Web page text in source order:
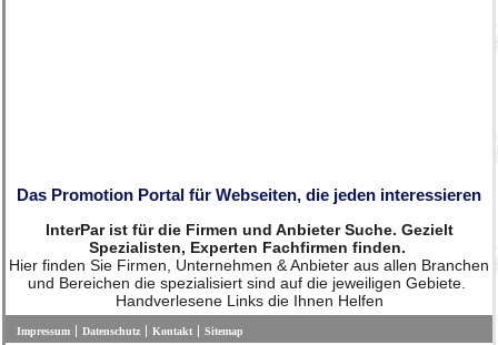
Das Promotion Portal für Webseiten, die jeden interessieren
InterPar ist für die Firmen und Anbieter Suche. Gezielt
Spezialisten, Experten Fachfirmen finden.
Hier finden Sie Firmen, Unternehmen & Anbieter aus allen Branchen
und Bereichen die spezialisiert sind auf die jeweiligen Gebiete.
Handverlesene Links die Ihnen Helfen
Impressum Datenschutz Kontakt Sitemap